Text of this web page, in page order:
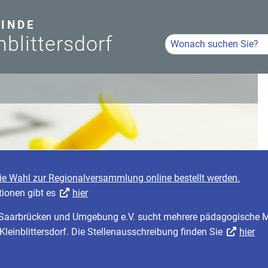
Volltextsuche
Hier Suchbegriff eingeben